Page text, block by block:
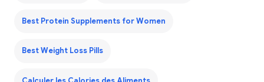
Best Protein Supplements for Women
Best Weight Loss Pills